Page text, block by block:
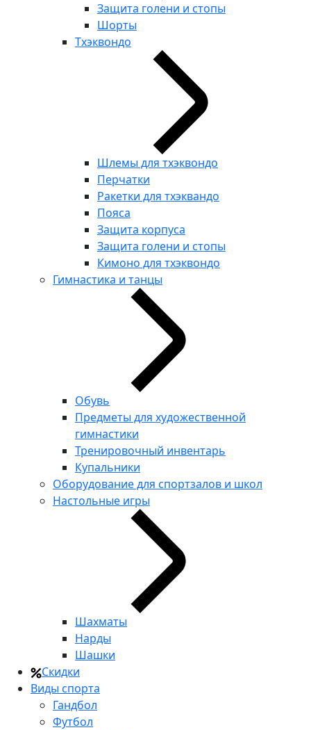
Защита голени и стопы
Шорты
Тхэквондо
Шлемы для тхэквондо
Перчатки
Ракетки для тхэквандо
Пояса
Защита корпуса
Защита голени и стопы
Кимоно для тхэквондо
Гимнастика и танцы
Обувь
Предметы для художественной
гимнастики
Тренировочный инвентарь
Купальники
Оборудование для спортзалов и школ
Настольные игры
Шахматы
Нарды
Шашки
Скидки
Виды спорта
Гандбол
Футбол